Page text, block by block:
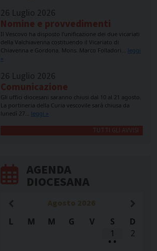
26 Luglio 2026
Nomine e provvedimenti
Il Vescovo ha disposto l’unificazione dei due vicariati
della Valchiavenna costituendo il Vicariato di
Chiavenna e Gordona. Mons. Marco Folladori… leggi
»
26 Luglio 2026
Comunicazione
Gli uffici diocesani saranno chiusi dal 10 al 21 agosto.
La portineria della Curia vescovile sarà chiusa da
lunedì 27… leggi »
TUTTI GLI AVVISI
AGENDA
DIOCESANA
L
M M G V S
D
1
• •
2